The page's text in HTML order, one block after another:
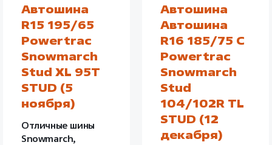
Автошина
R15 195/65
Powertrac
Snowmarch
Stud XL 95T
STUD (5
ноября)
Отличные шины
Snowmarch,
Автошина
Автошина
R16 185/75 C
Powertrac
Snowmarch
Stud
104/102R TL
STUD (12
декабря)